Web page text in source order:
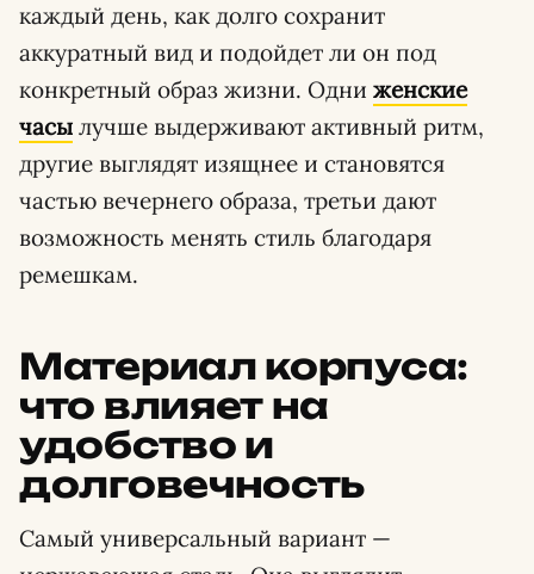
каждый день, как долго сохранит
аккуратный вид и подойдет ли он под
конкретный образ жизни. Одни женские
часы лучше выдерживают активный ритм,
другие выглядят изящнее и становятся
частью вечернего образа, третьи дают
возможность менять стиль благодаря
ремешкам.
Материал корпуса:
что влияет на
удобство и
долговечность
Самый универсальный вариант —